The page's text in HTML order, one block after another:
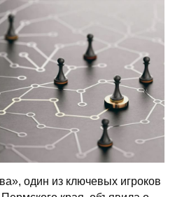
один из ключевых игроков